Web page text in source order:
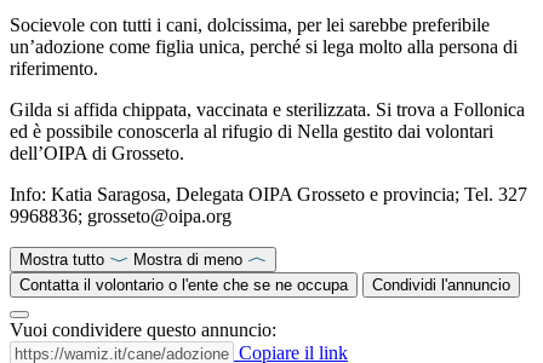
Socievole con tutti i cani, dolcissima, per lei sarebbe preferibile
un’adozione come figlia unica, perché si lega molto alla persona di
riferimento.
Gilda si affida chippata, vaccinata e sterilizzata. Si trova a Follonica
ed è possibile conoscerla al rifugio di Nella gestito dai volontari
dell’OIPA di Grosseto.
Info: Katia Saragosa, Delegata OIPA Grosseto e provincia; Tel. 327
9968836; grosseto@oipa.org
Mostra tutto
Mostra di meno
Contatta il volontario o l'ente che se ne occupa
Condividi l'annuncio
Vuoi condividere questo annuncio:
Copiare il link